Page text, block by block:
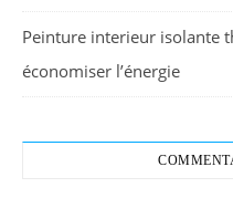
Peinture interieur isolante
économiser l’énergie